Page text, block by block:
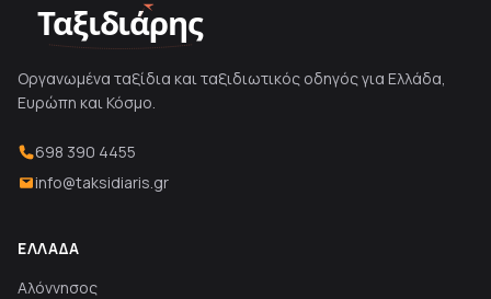
Ταξιδιάρης
Οργανωμένα ταξίδια και ταξιδιωτικός οδηγός για Ελλάδα,
Ευρώπη και Κόσμο.
698 390 4455
info@taksidiaris.gr
ΕΛΛΆΔΑ
Αλόννησος